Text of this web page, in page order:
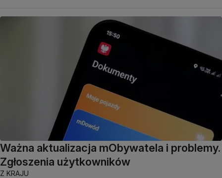
Ważna aktualizacja mObywatela i problemy.
Zgłoszenia użytkowników
Z KRAJU